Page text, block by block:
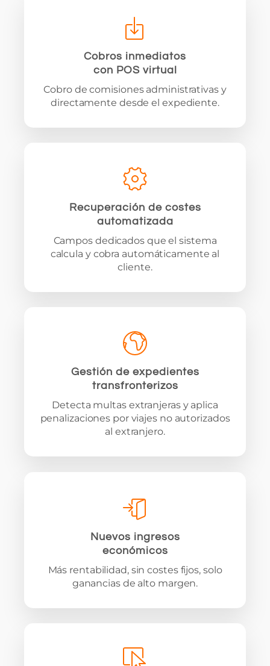
Cobros inmediatos
con POS virtual
Cobro de comisiones administrativas y
directamente desde el expediente.
Recuperación de costes
automatizada
Campos dedicados que el sistema
calcula y cobra automáticamente al
cliente.
Gestión de expedientes
transfronterizos
Detecta multas extranjeras y aplica
penalizaciones por viajes no autorizados
al extranjero.
Nuevos ingresos
económicos
Más rentabilidad, sin costes fijos, solo
ganancias de alto margen.